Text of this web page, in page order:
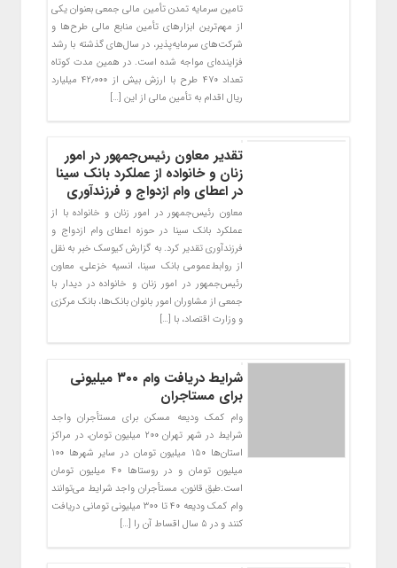
تامین سرمایه تمدن تأمین مالی جمعی بعنوان یکی
از مهم‌ترین ابزارهای تأمین منابع مالی طرح‌ها و
شرکت‌های سرمایه‌پذیر، در سال‌های گذشته با رشد
فزاینده‌ای مواجه شده است. در همین مدت کوتاه
تعداد ۴۷۰ طرح با ارزش بیش از ۴۲٫۰۰۰ میلیارد
ریال اقدام به تأمین مالی از این […]
تقدیر معاون رئیس‌جمهور در امور
زنان و خانواده از عملکرد بانک سینا
در اعطای وام ازدواج و فرزندآوری
معاون رئیس‌جمهور در امور زنان و خانواده با از
عملکرد بانک سینا در حوزه اعطای وام ازدواج و
فرزندآوری تقدیر کرد. به گزارش کیوسک خبر به نقل
از روابط‌عمومی بانک سینا، انسیه خزعلی، معاون
رئیس‌جمهور در امور زنان و خانواده در دیدار با
جمعی از مشاوران امور بانوان بانک‌ها، بانک مرکزی
و وزارت اقتصاد، با […]
شرایط دریافت وام ۳۰۰ میلیونی
برای مستاجران
وام کمک ودیعه مسکن برای مستأجران واجد
شرایط در شهر تهران ۲۰۰ میلیون تومان، در مراکز
استان‌ها ۱۵۰ میلیون تومان در سایر شهر‌ها ۱۰۰
میلیون تومان و در روستا‌ها ۴۰ میلیون تومان
است.طبق قانون، مستأجران واجد شرایط می‌توانند
وام کمک ودیعه ۴۰ تا ۳۰۰ میلیونی تومانی دریافت
کنند و در ۵ سال اقساط آن را […]